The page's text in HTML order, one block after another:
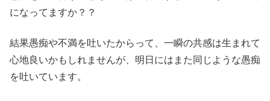
になってますか？？
結果愚痴や不満を吐いたからって、一瞬の共感は生まれて
心地良いかもしれませんが、明日にはまた同じような愚痴
を吐いています。